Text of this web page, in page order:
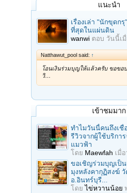
แนะนำ
เรื่องเล่า "นักขุดก
ที่สุดในแผ่นดิน
wanwi ตอบ วันนี้เ
Natthawut_pool said: ↑
โอนเงินร่วมบุญให้แล้วครับ ขอข
วิ…
เข้าชมมาก
ทำไมวันนี้คนถึงเชื่
รีวิวจากผู้ใช้บริกา
แมวฟ้า
โดย Maewfah เมื่
ขอเชิญร่วมบุญเป็น
มุงหลังคากุฏิสงฆ์ วั
อ.อินทร์บุรี...
โดยไข่หวานน้อย